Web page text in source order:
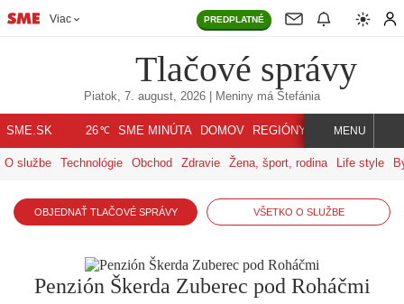
Viac PREDPLATNÉ
Tlačové správy
Piatok, 7. august, 2026 | Meniny má Štefánia
SME.SK 26℃ SME MINÚTA DOMOV REGIÓNY INDEX SVET
MENU
O službe Technológie Obchod Zdravie Žena, šport, rodina Life style
OBJEDNAŤ TLAČOVÉ SPRÁVY VŠETKO O SLUŽBE
Penzión Škerda Zuberec pod Roháčmi